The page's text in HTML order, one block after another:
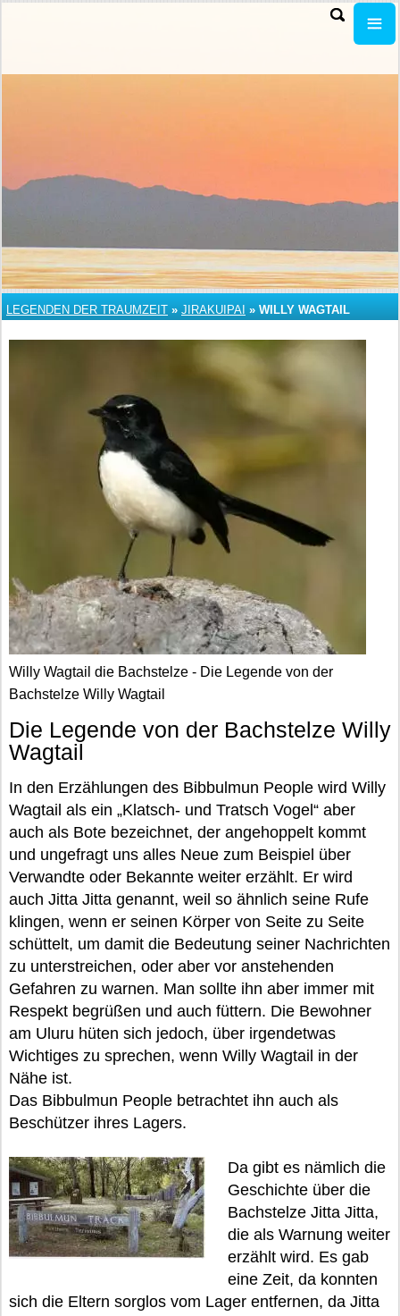
LEGENDEN DER TRAUMZEIT » JIRAKUIPAI » WILLY WAGTAIL
Willy Wagtail die Bachstelze - Die Legende von der
Bachstelze Willy Wagtail
Die Legende von der Bachstelze Willy
Wagtail
In den Erzählungen des Bibbulmun People wird Willy
Wagtail als ein „Klatsch- und Tratsch Vogel“ aber
auch als Bote bezeichnet, der angehoppelt kommt
und ungefragt uns alles Neue zum Beispiel über
Verwandte oder Bekannte weiter erzählt. Er wird
auch Jitta Jitta genannt, weil so ähnlich seine Rufe
klingen, wenn er seinen Körper von Seite zu Seite
schüttelt, um damit die Bedeutung seiner Nachrichten
zu unterstreichen, oder aber vor anstehenden
Gefahren zu warnen. Man sollte ihn aber immer mit
Respekt begrüßen und auch füttern. Die Bewohner
am Uluru hüten sich jedoch, über irgendetwas
Wichtiges zu sprechen, wenn Willy Wagtail in der
Nähe ist.
Das Bibbulmun People betrachtet ihn auch als
Beschützer ihres Lagers.
Da gibt es nämlich die
Geschichte über die
Bachstelze Jitta Jitta,
die als Warnung weiter
erzählt wird. Es gab
eine Zeit, da konnten
sich die Eltern sorglos vom Lager entfernen, da Jitta